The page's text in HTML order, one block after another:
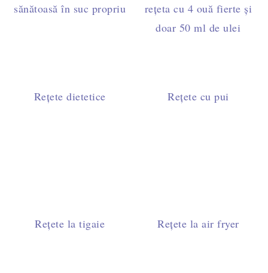
sănătoasă în suc propriu
rețeta cu 4 ouă fierte și
doar 50 ml de ulei
Rețete dietetice Rețete cu pui
Rețete la tigaie Rețete la air fryer